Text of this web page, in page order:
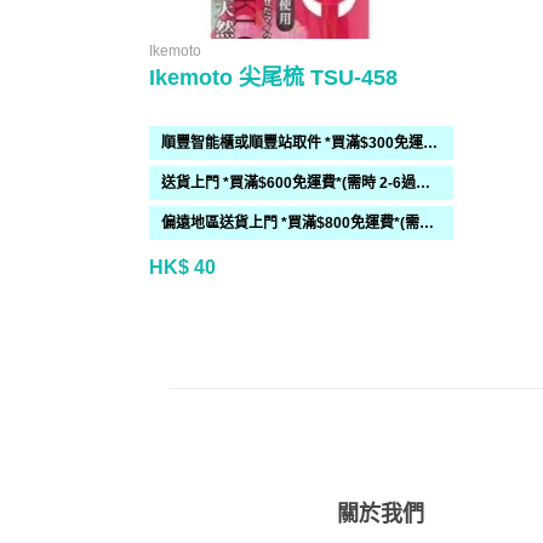
Ikemoto
Ikemoto 尖尾梳 TSU-458
順豐智能櫃或順豐站取件 *買滿$300免運費*
送貨上門 *買滿$600免運費*(需時 2-6過工作天)
偏遠地區送貨上門 *買滿$800免運費*(需時 2-6個工作天)
HK$ 40
關於我們